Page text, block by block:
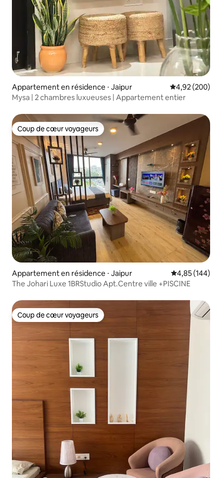
Appartement en résidence ⋅ Jaipur Évaluation
4,92 (200)
Mysa | 2 chambres luxueuses | Appartement entier
Coup de cœur voyageurs
Coup de cœur voyageurs
Appartement en résidence ⋅ Jaipur Évaluation
4,85 (144)
The Johari Luxe 1BRStudio Apt.Centre ville +PISCINE
Coup de cœur voyageurs
Coup de cœur voyageurs